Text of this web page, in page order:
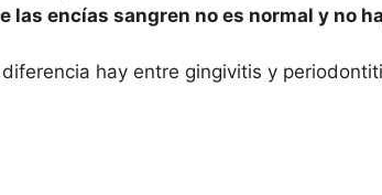
las encías sangren no es normal y no
hay entre gingivitis y